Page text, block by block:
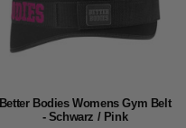
Better Bodies Womens Gym Belt
- Schwarz / Pink